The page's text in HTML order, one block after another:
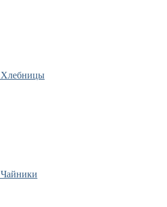
Хлебницы
Чайники